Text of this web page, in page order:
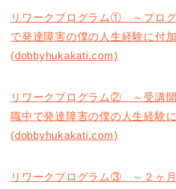
リワークプログラム① ～プログ
で発達障害の僕の人生経験に付
(dobbyhukakati.com)
リワークプログラム② ～受講
職中で発達障害の僕の人生経験
(dobbyhukakati.com)
リワークプログラム③ ～２ヶ